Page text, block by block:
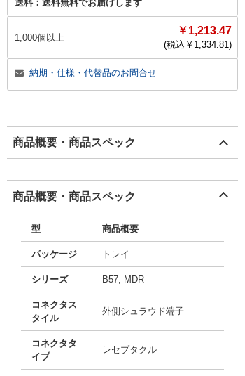
送料： 送料無料でお届けします
1,000個以上
￥1,213.47
(税込￥ 1,334.81)
納期・仕様・代替品のお問合せ
商品概要・商品スペック
商品概要・商品スペック
型 商品概要
パッケージ トレイ
シリーズ B57, MDR
コネクタス
タイル
外側シュラウド端子
コネクタタ
イプ
レセプタクル